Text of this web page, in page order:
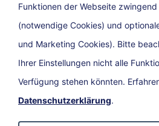
Impressum
Kontakt
Funktionen der Webseite
(notwendige Cookies) und
und Marketing Cookies). Bitte
Ihrer Einstellungen nicht alle
Verfügung stehen könnten.
Datenschutzerklärung.